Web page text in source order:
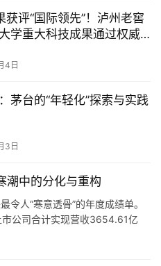
获评“国际领先”！泸州老窖
学重大科技成果通过权威
4日
茅台的“年轻化”探索与实践
3日
潮中的分化与重构
人“寒意透骨”的年度成绩单。
公司合计实现营收3654.61亿
增长，进入“量利双压”的深度